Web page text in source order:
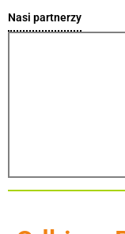
Nasi partnerzy